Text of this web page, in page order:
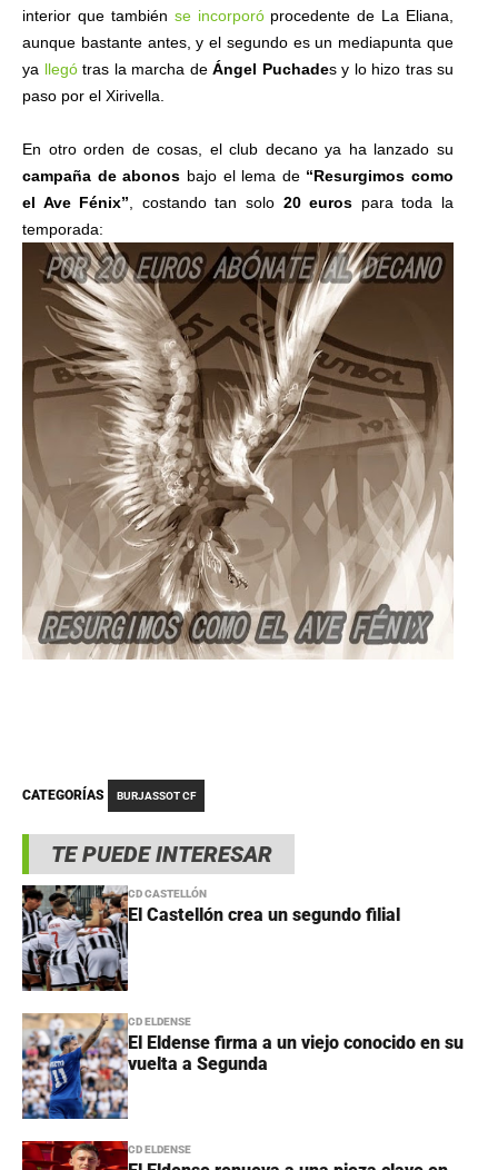
TE PUEDE INTERESAR
CD CASTELLÓN
El Castellón crea un segundo filial
CD ELDENSE
El Eldense firma a un viejo conocido en su
vuelta a Segunda
CD ELDENSE
interior que también se incorporóprocedente de La Eliana,
aunque bastante antes, y el segundo es un mediapunta que
ya llegótras la marcha de Ángel Puchades y lo hizo tras su
paso por el Xirivella.
En otro orden de cosas, el club decano ya ha lanzado su
campaña de abonos bajo el lema de “Resurgimos como
el Ave Fénix” , costando tan solo 20 euros para toda la
temporada:
CATEGORÍAS BURJASSOT CF